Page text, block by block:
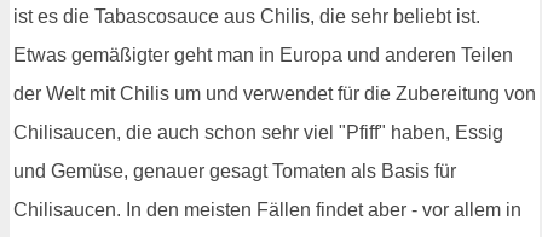
ist es die Tabascosauce aus Chilis, die sehr beliebt ist.
Etwas gemäßigter geht man in Europa und anderen Teilen
der Welt mit Chilis um und verwendet für die Zubereitung von
Chilisaucen, die auch schon sehr viel "Pfiff" haben, Essig
und Gemüse, genauer gesagt Tomaten als Basis für
Chilisaucen. In den meisten Fällen findet aber - vor allem in